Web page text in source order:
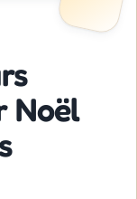
Noël